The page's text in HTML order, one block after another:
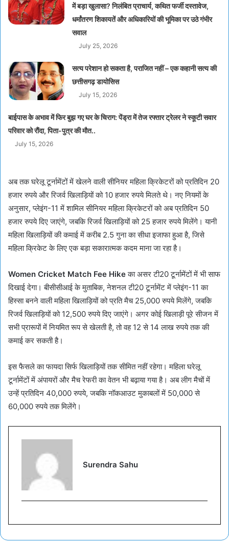
में बड़ा खुलासा? निलंबित प्राचार्य, कथित फर्जी दस्तावेज,
धर्मांतरण शिकायतें और अधिकारियों की भूमिका पर उठे गंभीर
सवाल
July 25, 2026
सत्य परेशान हो सकता है, पराजित नहीं – एक कहानी सत्य की
छत्तीसगढ़ डायोसिस
July 15, 2026
बाईपास के अभाव में फिर बुझ गए घर के चिराग: पेंड्रा में तेज रफ्तार ट्रेलर ने स्कूटी सवार
परिवार को रौंदा, पिता-पुत्र की मौत..
July 15, 2026
अब तक घरेलू टूर्नामेंटों में खेलने वाली सीनियर महिला क्रिकेटरों को प्रतिदिन 20
हजार रुपये और रिजर्व खिलाड़ियों को 10 हजार रुपये मिलते थे। नए नियमों के
अनुसार, प्लेइंग-11 में शामिल सीनियर महिला क्रिकेटरों को अब प्रतिदिन 50
हजार रुपये दिए जाएंगे, जबकि रिजर्व खिलाड़ियों को 25 हजार रुपये मिलेंगे। यानी
महिला खिलाड़ियों की कमाई में करीब 2.5 गुना का सीधा इजाफा हुआ है, जिसे
महिला क्रिकेट के लिए एक बड़ा सकारात्मक कदम माना जा रहा है।
Women Cricket Match Fee Hikeका असर टी20 टूर्नामेंटों में भी साफ
दिखाई देगा। बीसीसीआई के मुताबिक, नेशनल टी20 टूर्नामेंट में प्लेइंग-11 का
हिस्सा बनने वाली महिला खिलाड़ियों को प्रति मैच 25,000 रुपये मिलेंगे, जबकि
रिजर्व खिलाड़ियों को 12,500 रुपये दिए जाएंगे। अगर कोई खिलाड़ी पूरे सीजन में
सभी प्रारूपों में नियमित रूप से खेलती है, तो वह 12 से 14 लाख रुपये तक की
कमाई कर सकती है।
इस फैसले का फायदा सिर्फ खिलाड़ियों तक सीमित नहीं रहेगा। महिला घरेलू
टूर्नामेंटों में अंपायरों और मैच रेफरी का वेतन भी बढ़ाया गया है। अब लीग मैचों में
उन्हें प्रतिदिन 40,000 रुपये, जबकि नॉकआउट मुकाबलों में 50,000 से
60,000 रुपये तक मिलेंगे।
Surendra Sahu